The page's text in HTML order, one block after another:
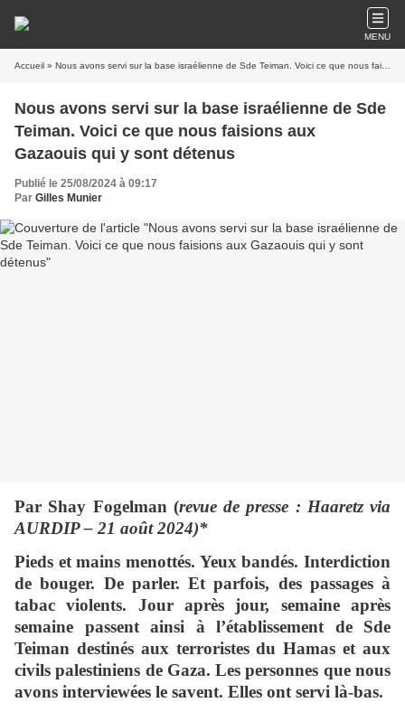
MENU
Accueil » Nous avons servi sur la base israélienne de Sde Teiman. Voici ce que nous faisions aux Gazaouis qui y sont détenus
Nous avons servi sur la base israélienne de Sde
Teiman. Voici ce que nous faisions aux
Gazaouis qui y sont détenus
Publié le 25/08/2024 à 09:17
Par Gilles Munier
Par Shay Fogelman (revue de presse : Haaretz via
AURDIP – 21 août 2024)*
Pieds et mains menottés. Yeux bandés. Interdiction
de bouger. De parler. Et parfois, des passages à
tabac violents. Jour après jour, semaine après
semaine passent ainsi à l’établissement de Sde
Teiman destinés aux terroristes du Hamas et aux
civils palestiniens de Gaza. Les personnes que nous
avons interviewées le savent. Elles ont servi là-bas.